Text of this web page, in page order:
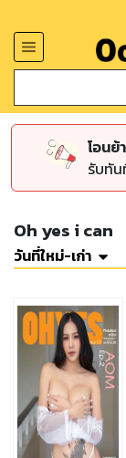
โอนย้
รับทัน
Oh yes i can
วันที่ใหม่-เก่า